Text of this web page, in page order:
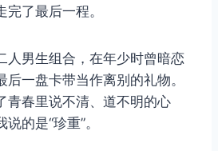
了最后一程。
人男生组合，在年少时曾暗恋
一盘卡带当作离别的礼物。
青春里说不清、道不明的心
的是“珍重”。